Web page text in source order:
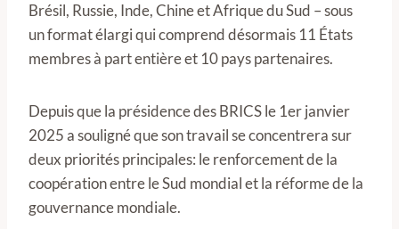
Brésil, Russie, Inde, Chine et Afrique du Sud – sous
un format élargi qui comprend désormais 11 États
membres à part entière et 10 pays partenaires.
Depuis que la présidence des BRICS le 1er janvier
2025 a souligné que son travail se concentrera sur
deux priorités principales: le renforcement de la
coopération entre le Sud mondial et la réforme de la
gouvernance mondiale.